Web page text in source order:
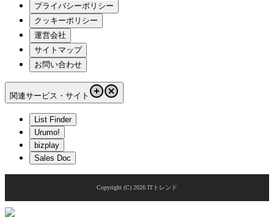
プライバシーポリシー
クッキーポリシー
運営会社
サイトマップ
お問い合わせ
関連サービス・サイト
List Finder
Urumo!
bizplay
Sales Doc
Copyright (C) 2026 ITトレンド